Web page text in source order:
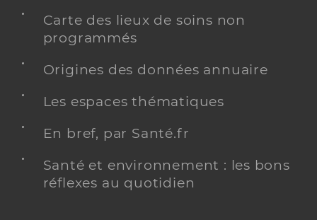
Carte des lieux de soins non
programmés
Origines des données annuaire
Les espaces thématiques
En bref, par Santé.fr
Santé et environnement : les bons
réflexes au quotidien